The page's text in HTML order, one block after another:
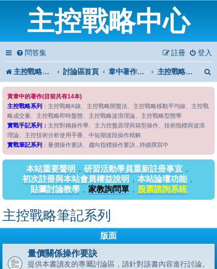
主控戰略中心
問答集 登入
註冊
主控戰略中心 討論區首頁 韋中著作問答區 主控戰略筆記系列
黃韋中的著作(目前共有14本)
主控戰略系列 ：主控戰略K線、主控戰略開盤法、主控戰略移動平均線、主控戰
略成交量、主控戰略即時盤態、主控戰略波浪理論、主控戰略型態學
實戰手記系列： 主控對稱操作學、主力控盤原理與箱型操作、技術指標與波浪
理論、主控技術分析使用手冊、中短期波段操作精解
實戰筆記系列 ：量價操作要訣、趨向指標操作要訣...持續撰寫中
本站重要聲明 ， 研習活動學員重新註冊事宜 ，
初次註冊與本站會員權益說明 ， 本站論壇功能，
貼圖討論教學， 家教詢問單， 股票諮詢系統
主控戰略筆記系列
版面
量價關係操作要訣
提供本書讀友的專屬討論區，請針對該書內容進行討論。